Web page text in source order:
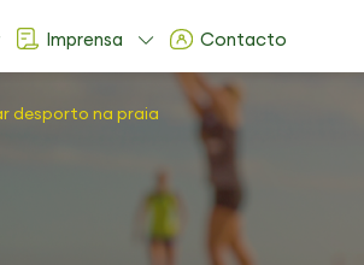
Imprensa Contacto
desporto na praia